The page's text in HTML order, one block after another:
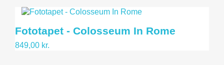
Fototapet - Colosseum In Rome
849,00 kr.